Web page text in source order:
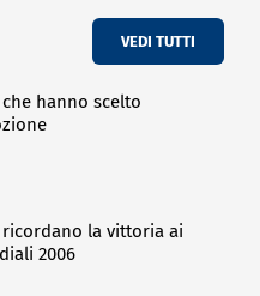
VEDI TUTTI
che hanno scelto
ricordano la vittoria ai
2006